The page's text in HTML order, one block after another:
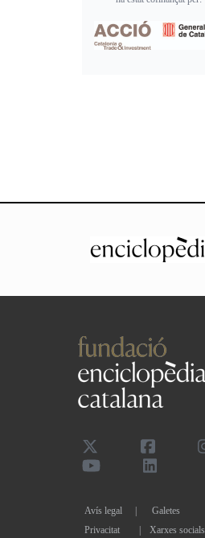
Avís legal
Galetes
Privacitat
| Xarxes socials